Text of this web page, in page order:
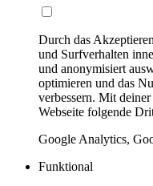
Durch das
und Surfverhalten
und anonymisiert
optimieren und das
verbessern. Mit
Webseite folgende
Google Analytics,
Funktional